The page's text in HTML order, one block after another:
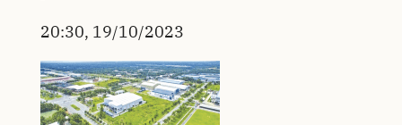
20:30, 19/10/2023